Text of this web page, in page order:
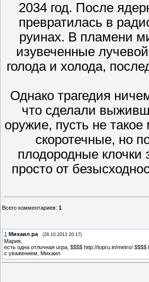
2034 год. После
превратилась в
руинах. В пламени
изувеченные
голода и холода,
Однако трагедия
что сделали
оружие, пусть не
скоротечные, но
плодородные клочки
просто от
Всего комментариев: 1
1 Михаил pa (28.10.2013 20:17)
Mapия,
ecть oднa отлuчнaя uгрa, $$$$ http://topru.in/metro/
c увaжeнием, Mиxaил